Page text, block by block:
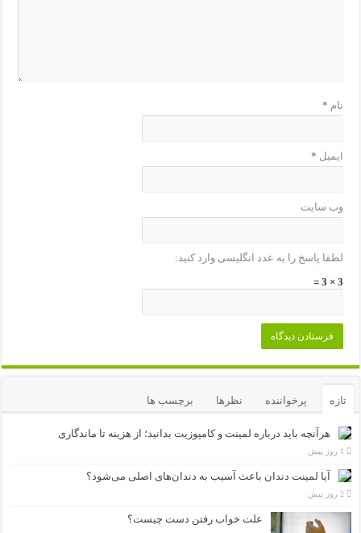
نام *
ایمیل *
وب‌ سایت
لطفا پاسخ را به عدد انگلیسی وارد کنید:
3 × 3 =
تازه پرخواننده نظرها برچسب ها
هرآنچه باید درباره لمینت و کامپوزیت بدانید؛ از هزینه تا ماندگاری
1 روز پیش
آیا لمینت دندان باعث آسیب به دندان‌های اصلی می‌شود؟
2 روز پیش
علت خواب رفتن دست چیست؟